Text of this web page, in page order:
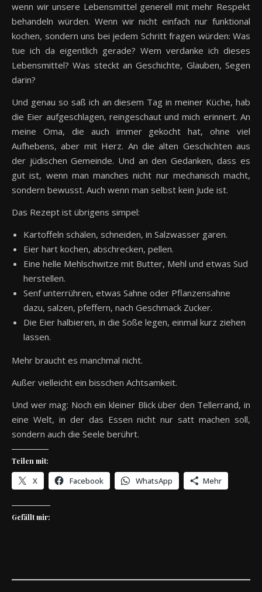
wenn wir unsere Lebensmittel generell mit mehr Respekt
behandeln würden. Wenn wir nicht einfach nur funktional
kochen, sondern uns bei jedem Schritt fragen würden: Was
tue ich da eigentlich gerade? Wem verdanke ich dieses
Lebensmittel? Was steckt an Geschichte, Glauben, Segen
darin?
Und genau so saß ich an diesem Tag in meiner Küche, hab
die Eier aufgeschlagen, reingeschaut und mich erinnert. An
meine Oma, die auch immer gekocht hat, ohne viel
Aufhebens, aber mit Herz. An die alten Geschichten aus
der jüdischen Gemeinde. Und an den Gedanken, dass es
gut ist, wenn man manches nicht nur mechanisch macht,
sondern bewusst. Auch wenn man selbst kein Jude ist.
Das Rezept ist übrigens simpel:
Kartoffeln schälen, schneiden, in Salzwasser garen.
Eier hart kochen, abschrecken, pellen.
Eine helle Mehlschwitze mit Butter, Mehl und etwas Sud
herstellen.
Senf unterrühren, etwas Sahne oder Pflanzensahne
dazu, salzen, pfeffern, nach Geschmack Zucker.
Die Eier halbieren, in die Soße legen, einmal kurz ziehen
lassen.
Mehr braucht es manchmal nicht.
Außer vielleicht ein bisschen Achtsamkeit.
Und wer mag: Noch ein kleiner Blick über den Tellerrand, in
eine Welt, in der das Essen nicht nur satt machen soll,
sondern auch die Seele berührt.
Teilen mit:
X Facebook WhatsApp Mehr
Gefällt mir: